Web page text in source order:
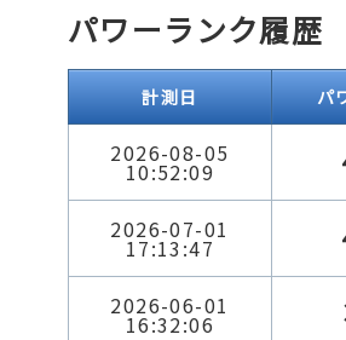
パワーランク履歴
計測日 パ
2026-08-05
10:52:09
2026-07-01
17:13:47
2026-06-01
16:32:06